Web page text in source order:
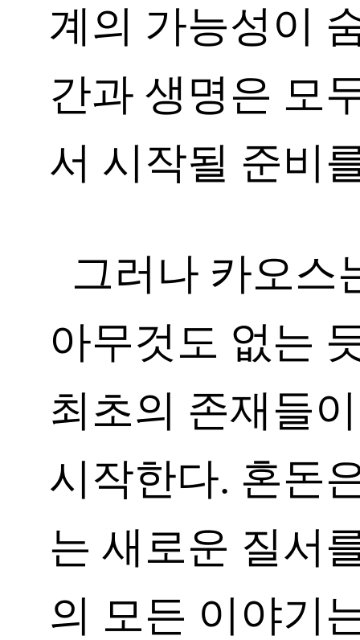
계의 가능성이
간과 생명은 모
서 시작될 준비
그러나 카오스
아무것도 없는
최초의 존재들
시작한다. 혼돈
는 새로운 질서
의 모든 이야기